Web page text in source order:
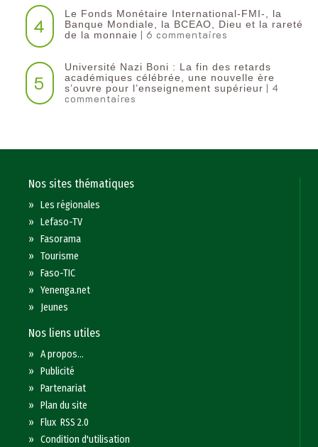
4
Le Fonds Monétaire International-FMI-, la
Banque Mondiale, la BCEAO, Dieu et la rareté
de la monnaie | 6 commentaires
5
Université Nazi Boni : La fin des retards
académiques célébrée, une nouvelle ère
s’ouvre pour l’enseignement supérieur | 4
commentaires
Nos sites thématiques
»Les régionales
»Lefaso-TV
»Fasorama
»Tourisme
»Faso-TIC
»Yenenga.net
» Jeunes
Nos liens utiles
»A propos...
»Publicité
»Partenariat
»Plan du site
»Flux RSS 2.0
»Condition d'utilisation